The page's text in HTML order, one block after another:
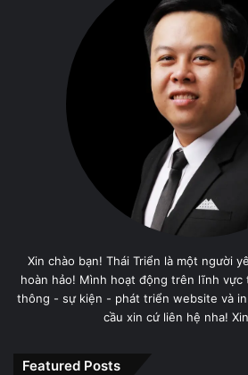
Xin chào bạn! Thái Triển là một người
hoàn hảo! Mình hoạt động trên lĩnh
thông - sự kiện - phát triển website và
cầu xin cứ liên hệ nha!
Featured Posts